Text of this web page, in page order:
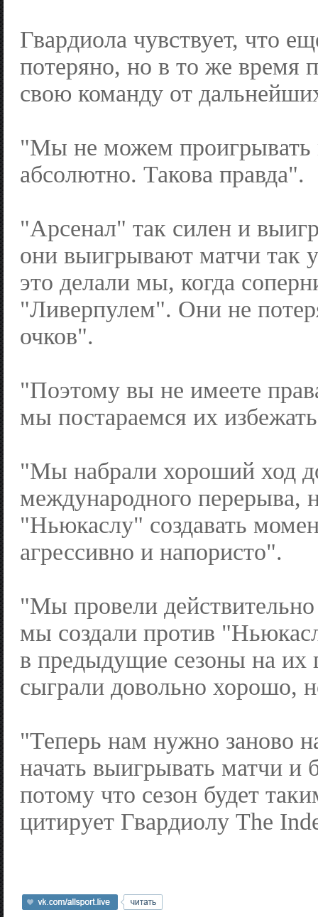
Гвардиола чувствует, что
потеряно, но в то же время
свою команду от
"Мы не можем проигрывать
абсолютно. Такова правда".
"Арсенал" так силен и
они выигрывают матчи так
это делали мы, когда
"Ливерпулем". Они не
очков".
"Поэтому вы не имеете
мы постараемся их
"Мы набрали хороший ход
международного перерыва,
"Ньюкаслу" создавать
агрессивно и напористо".
"Мы провели
мы создали против
в предыдущие сезоны на
сыграли довольно хорошо,
"Теперь нам нужно заново
начать выигрывать матчи и
потому что сезон будет
цитирует Гвардиолу The